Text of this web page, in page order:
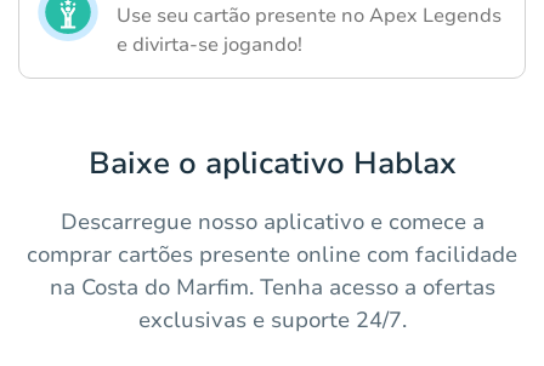
Use seu cartão presente no Apex Legends
e divirta-se jogando!
Baixe o aplicativo Hablax
Descarregue nosso aplicativo e comece a
comprar cartões presente online com facilidade
na Costa do Marfim. Tenha acesso a ofertas
exclusivas e suporte 24/7.